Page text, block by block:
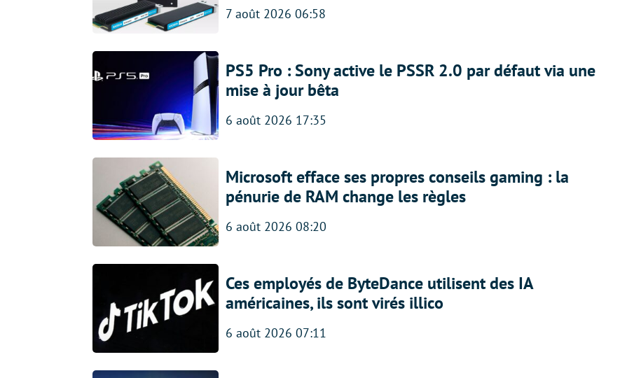
7 août 2026 06:58
PS5 Pro : Sony active le PSSR 2.0 par défaut via une
mise à jour bêta
6 août 2026 17:35
Microsoft efface ses propres conseils gaming : la
pénurie de RAM change les règles
6 août 2026 08:20
Ces employés de ByteDance utilisent des IA
américaines, ils sont virés illico
6 août 2026 07:11